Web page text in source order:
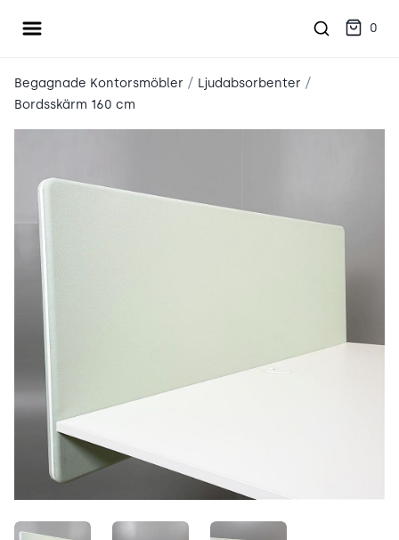
Öppna meny 0
Begagnade Kontorsmöbler / Ljudabsorbenter /
Bordsskärm 160 cm
HZ4Qzd197eql.jpegyc-0sixAhfMl.jpeg83izvaNYYEfN.jpeg